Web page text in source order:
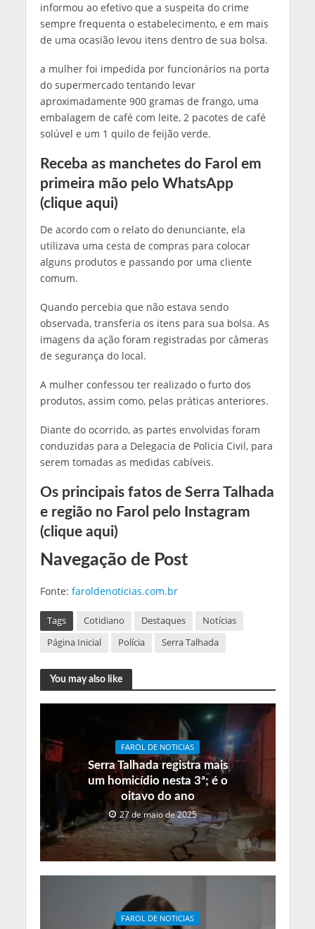
informou ao efetivo que a suspeita do crime
sempre frequenta o estabelecimento, e em mais
de uma ocasião levou itens dentro de sua bolsa.
a mulher foi impedida por funcionários na porta
do supermercado tentando levar
aproximadamente 900 gramas de frango, uma
embalagem de café com leite, 2 pacotes de café
solúvel e um 1 quilo de feijão verde.
Receba as manchetes do Farol em
primeira mão pelo WhatsApp
(clique aqui)
De acordo com o relato do denunciante, ela
utilizava uma cesta de compras para colocar
alguns produtos e passando por uma cliente
comum.
Quando percebia que não estava sendo
observada, transferia os itens para sua bolsa. As
imagens da ação foram registradas por câmeras
de segurança do local.
A mulher confessou ter realizado o furto dos
produtos, assim como, pelas práticas anteriores.
Diante do ocorrido, as partes envolvidas foram
conduzidas para a Delegacia de Policia Civil, para
serem tomadas as medidas cabíveis.
Os principais fatos de Serra Talhada
e região no Farol pelo Instagram
(clique aqui)
Navegação de Post
Fonte: faroldenoticias.com.br
Tags Cotidiano Destaques
Notícias
Página Inicial
Polícia Serra Talhada
You may also like
FAROL DE NOTICIAS
Serra Talhada registra mais
um homicídio nesta 3ª; é o
oitavo do ano
27 de maio de 2025
FAROL DE NOTICIAS